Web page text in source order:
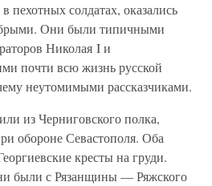
пехотных солдатах, оказались
Они были типичными
Николая I и
почти всю жизнь русской
неутомимыми рассказчиками.
из Черниговского полка,
обороне Севастополя. Оба
кресты на груди.
были с Рязанщины — Ряжского